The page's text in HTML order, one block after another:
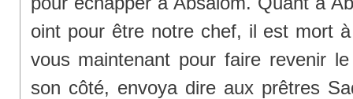
oint pour être notre chef, il est mort
vous maintenant pour faire revenir
son côté, envoya dire aux prêtres